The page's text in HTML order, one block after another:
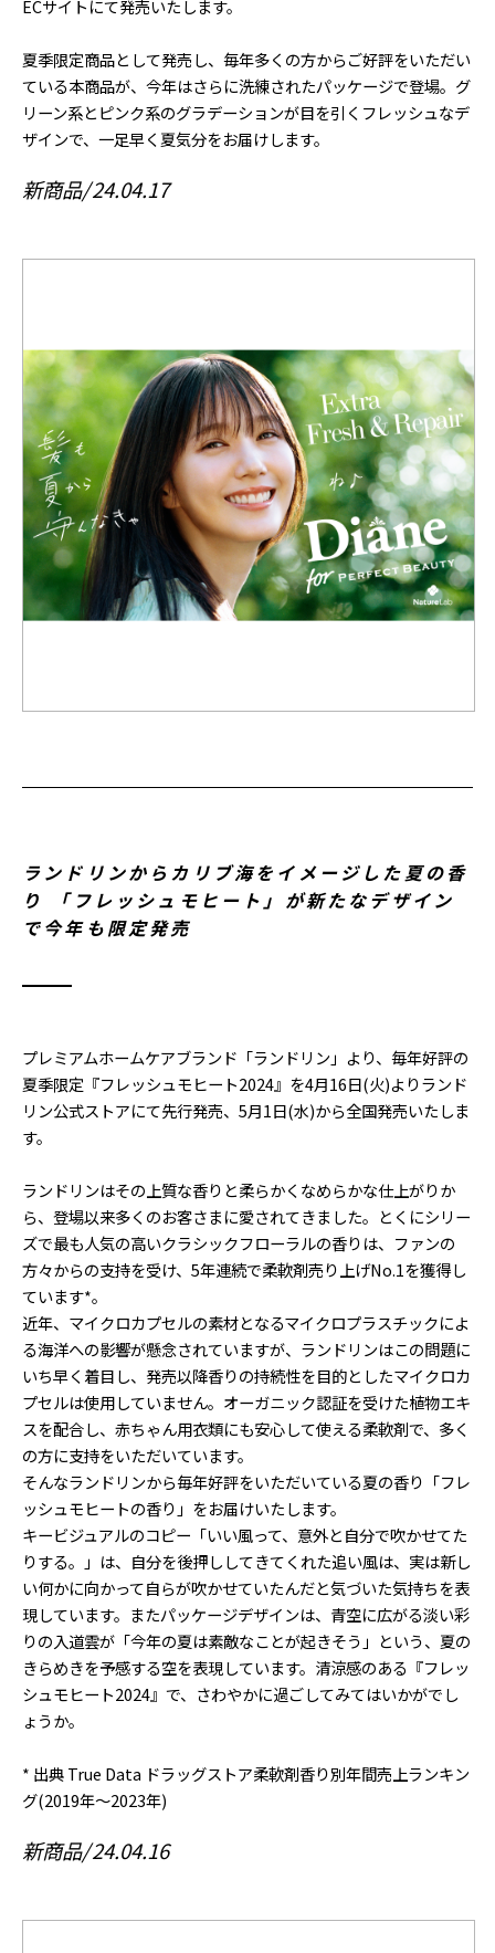
ECサイトにて発売いたします。
夏季限定商品として発売し、毎年多くの方からご好評をいただい
ている本商品が、今年はさらに洗練されたパッケージで登場。グ
リーン系とピンク系のグラデーションが目を引くフレッシュなデ
ザインで、一足早く夏気分をお届けします。
新商品 24.04.17
ランドリンからカリブ海をイメージした夏の香
り 「フレッシュモヒート」が新たなデザイン
で今年も限定発売
プレミアムホームケアブランド「ランドリン」より、毎年好評の
夏季限定『フレッシュモヒート2024』を4月16日(火)よりランド
リン公式ストアにて先行発売、5月1日(水)から全国発売いたしま
す。
ランドリンはその上質な香りと柔らかくなめらかな仕上がりか
ら、登場以来多くのお客さまに愛されてきました。とくにシリー
ズで最も人気の高いクラシックフローラルの香りは、ファンの
方々からの支持を受け、5年連続で柔軟剤売り上げNo.1を獲得し
ています*。
近年、マイクロカプセルの素材となるマイクロプラスチックによ
る海洋への影響が懸念されていますが、ランドリンはこの問題に
いち早く着目し、発売以降香りの持続性を目的としたマイクロカ
プセルは使用していません。オーガニック認証を受けた植物エキ
スを配合し、赤ちゃん用衣類にも安心して使える柔軟剤で、多く
の方に支持をいただいています。
そんなランドリンから毎年好評をいただいている夏の香り「フレ
ッシュモヒートの香り」をお届けいたします。
キービジュアルのコピー「いい風って、意外と自分で吹かせてた
りする。」は、自分を後押ししてきてくれた追い風は、実は新し
い何かに向かって自らが吹かせていたんだと気づいた気持ちを表
現しています。またパッケージデザインは、青空に広がる淡い彩
りの入道雲が「今年の夏は素敵なことが起きそう」という、夏の
きらめきを予感する空を表現しています。清涼感のある『フレッ
シュモヒート2024』で、さわやかに過ごしてみてはいかがでし
ょうか。
* 出典 True Data ドラッグストア柔軟剤香り別年間売上ランキン
グ(2019年～2023年)
新商品 24.04.16